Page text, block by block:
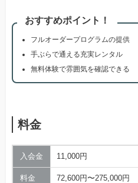
おすすめポイント！
フルオーダープログラムの提供
手ぶらで通える充実レンタル
無料体験で雰囲気を確認できる
料金
入会金 11,000円
料金 72,600円〜275,000円